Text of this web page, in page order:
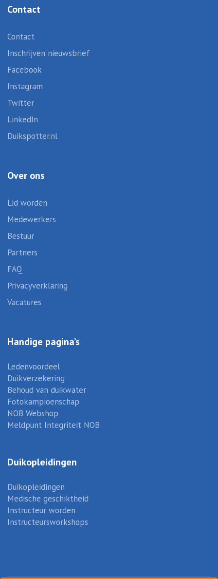
Contact
Contact
Inschrijven nieuwsbrief
Facebook
Instagram
Twitter
LinkedIn
Duikspotter.nl
Over ons
Lid worden
Medewerkers
Bestuur
Partners
FAQ
Privacyverklaring
Vacatures
Handige pagina’s
Ledenvoordeel
Duikverzekering
Behoud van duikwater
Fotokampioenschap
NOB Webshop
Meldpunt Integriteit NOB
Duikopleidingen
Duikopleidingen
Medische geschiktheid
Instructeur worden
Instructeursworkshops